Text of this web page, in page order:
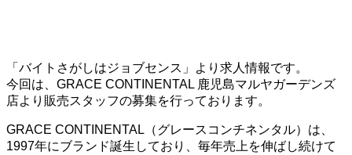
「バイトさがしはジョブセンス」より求人情報です。
今回は、GRACE CONTINENTAL 鹿児島マルヤガーデンズ
店より販売スタッフの募集を行っております。
GRACE CONTINENTAL（グレースコンチネンタル）は、
1997年にブランド誕生しており、毎年売上を伸ばし続けて